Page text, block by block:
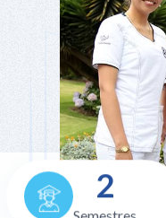
2
Semestres